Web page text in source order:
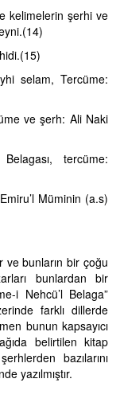
kelimelerin şerhi ve
selam, Tercüme:
ve şerh: Ali Naki
tercüme:
Müminin (a.s)
ve bunların bir çoğu
bunlardan bir
i Nehcü’l Belaga”
farklı dillerde
bunun kapsayıcı
belirtilen kitap
bazılarını
yazılmıştır.